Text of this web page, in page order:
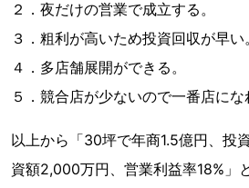
２．夜だけの営業で成立する。
３．粗利が高いため投資回収が早い。
４．多店舗展開ができる。
５．競合店が少ないので一番店にな
以上から「30坪で年商1.5億円、投
資額2,000万円、営業利益率18%」